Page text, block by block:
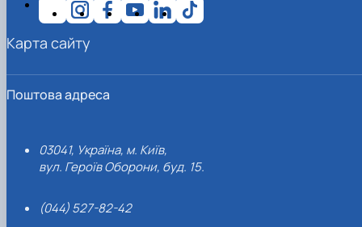
Поштова адреса
03041, Україна, м. Київ,
вул. Героїв Оборони, буд. 15.
(044) 527-82-42
Карта сайту